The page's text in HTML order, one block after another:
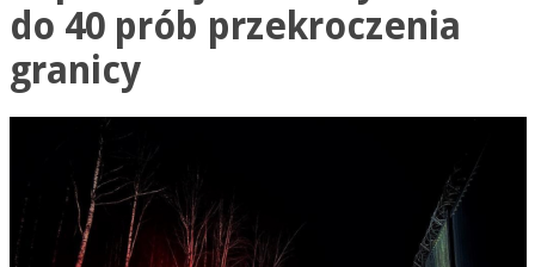
do 40 prób przekroczenia
granicy